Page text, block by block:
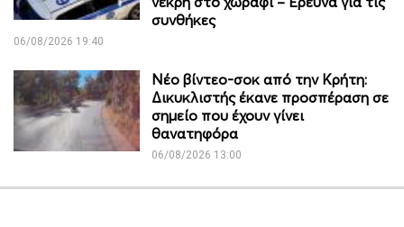
συνθήκες
06/08/2026 19:40
Νέο βίντεο-σοκ από την Κρήτη:
Δικυκλιστής έκανε προσπέραση σε
σημείο που έχουν γίνει
θανατηφόρα
06/08/2026 13:00